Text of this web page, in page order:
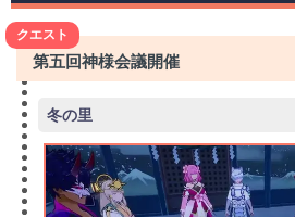
第五回神様会議開催
クエスト
冬の里